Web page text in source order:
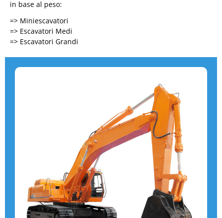
in base al peso:
=> Miniescavatori
=> Escavatori Medi
=> Escavatori Grandi